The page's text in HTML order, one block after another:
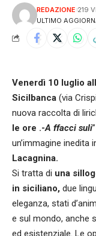
ULTIMO
REDAZIONE 219
Venerdì 10 luglio
Sicilbanca (via
nuova raccolta di
le ore .-A ffacci suli
un’immagine inedita
Lacagnina.
Si tratta di una
in siciliano, due
eleganza, stati
e sul mondo, anche
ed esistenziale. Le